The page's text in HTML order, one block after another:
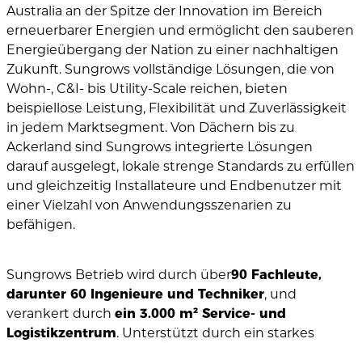
Australia an der Spitze der Innovation im Bereich
erneuerbarer Energien und ermöglicht den sauberen
Energieübergang der Nation zu einer nachhaltigen
Zukunft. Sungrows vollständige Lösungen, die von
Wohn-, C&I- bis Utility-Scale reichen, bieten
beispiellose Leistung, Flexibilität und Zuverlässigkeit
in jedem Marktsegment. Von Dächern bis zu
Ackerland sind Sungrows integrierte Lösungen
darauf ausgelegt, lokale strenge Standards zu erfüllen
und gleichzeitig Installateure und Endbenutzer mit
einer Vielzahl von Anwendungsszenarien zu
befähigen.
Sungrows Betrieb wird durch über90 Fachleute,
darunter 60 Ingenieure und Techniker, und
verankert durch ein 3.000 m² Service- und
Logistikzentrum. Unterstützt durch ein starkes